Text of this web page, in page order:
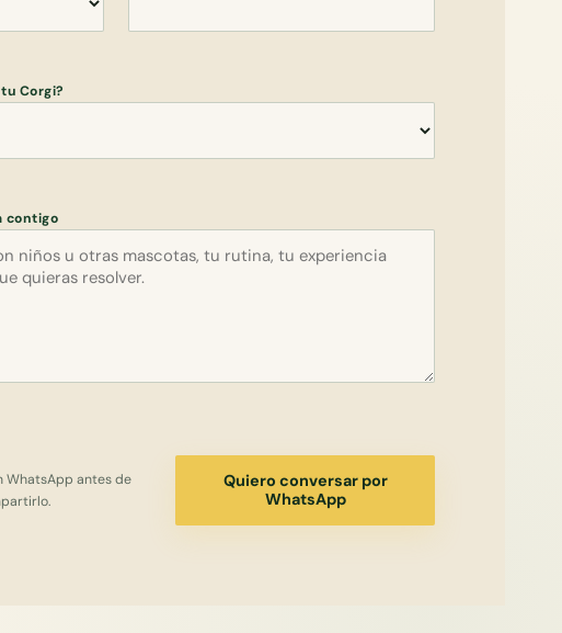
Corgi?
contigo
WhatsApp antes de
Quiero conversar por
WhatsApp